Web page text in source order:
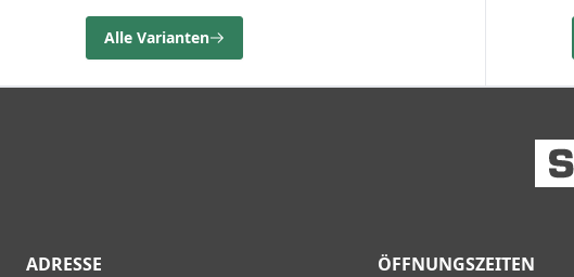
Alle Varianten
ADRESSE ÖFFNUNGSZEITEN